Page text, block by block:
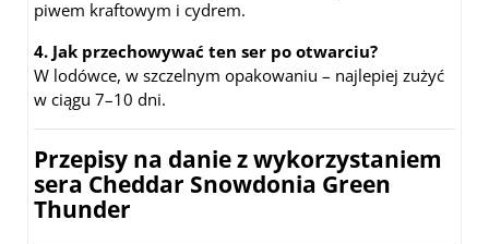
piwem kraftowym i cydrem.
4. Jak przechowywać ten ser po otwarciu?
W lodówce, w szczelnym opakowaniu – najlepiej zużyć
w ciągu 7–10 dni.
Przepisy na danie z wykorzystaniem
sera Cheddar Snowdonia Green
Thunder